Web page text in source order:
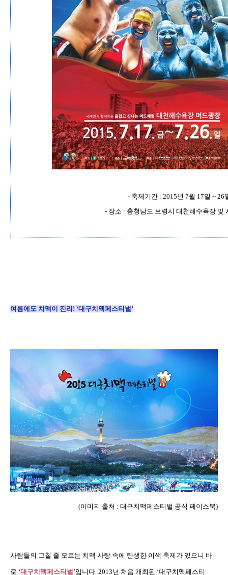
- 축제기간: 2015년 7월 17일 ~ 26
- 장소 : 충청남도 보령시 대천해수욕장 및
여름에도 치맥이 진리 ! ‘대구치맥페스티벌’
(이미지 출처 : 대구치맥페스티벌 공식 페이스북)
사람들의 그칠 줄 모르는 치맥 사랑 속에 탄생한 이색 축제가 있으니 바
로 ‘대구치맥페스티벌 ’입니다. 2013년 처음 개최된 ‘대구치맥페스티